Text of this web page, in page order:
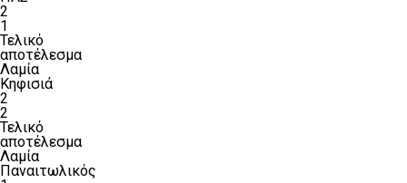
2
1
Τελικό
αποτέλεσμα
Λαμία
Κηφισιά
2
2
Τελικό
αποτέλεσμα
Λαμία
Παναιτωλικός